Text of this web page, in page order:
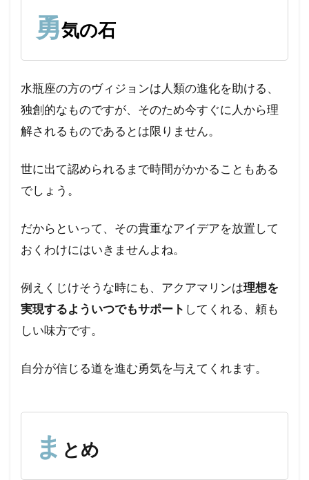
勇気の石
水瓶座の方のヴィジョンは人類の進化を助ける、
独創的なものですが、そのため今すぐに人から理
解されるものであるとは限りません。
世に出て認められるまで時間がかかることもある
でしょう。
だからといって、その貴重なアイデアを放置して
おくわけにはいきませんよね。
例えくじけそうな時にも、アクアマリンは理想を
実現するよういつでもサポート してくれる、頼も
しい味方です。
自分が信じる道を進む勇気を与えてくれます。
ま とめ